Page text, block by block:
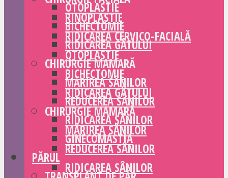
OTOPLASTIE
BICHECTOMIE
RIDICAREA GÂTULUI
CHIRURGIE MAMARĂ
MĂRIREA SÂNILOR
REDUCEREA SÂNILOR
RIDICAREA SÂNILOR
GINECOMASTIA
PĂRUL
RINOPLASTIE
RIDICAREA CERVICO-FACIALĂ
OTOPLASTIE
BICHECTOMIE
RIDICAREA GÂTULUI
CHIRURGIE MAMARĂ
MĂRIREA SÂNILOR
REDUCEREA SÂNILOR
RIDICAREA SÂNILOR